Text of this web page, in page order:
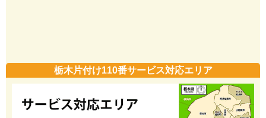
栃木片付け110番サービス対応エリア